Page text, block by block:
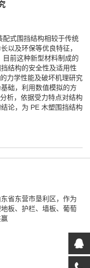
式围挡结构相较于传统
以及环保等优良特征，
前这种新型材料制成的
结构的安全性及适用性
力学性能及破坏机理研究
础，利用数值模拟的方
析，依据受力特点对结构
论，为 PE 木塑围挡结构
省东营市垦利区，作为
板、护栏、墙板、葡萄